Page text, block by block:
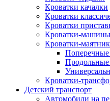
Кроватки качалки
Кроватки
Кроватки
Кроватки-машины
Кроватки-
Поперечные
Продольные
Кроватки-
Детский транспорт
Автомобили на